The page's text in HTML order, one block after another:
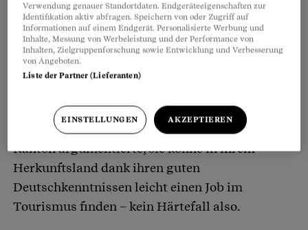
Bea Schwager von der Anlaufstelle für Sans-
Papiers in Zürich berichtet dem Beobachter etwa
doch es wurde abgelehnt, weil die
Gesuchstellerin so gut integriert war. Der
Kanton argumentierte, sie könne in ihrem
Herkunftsland dank ihren guten
Deutschkenntnissen leicht einen Job im
Tourismus finden – kein Härtefall also.
Verwendung genauer Standortdaten. Endgeräteeigenschaften zur
Identifikation aktiv abfragen. Speichern von oder Zugriff auf
Informationen auf einem Endgerät. Personalisierte Werbung und
Inhalte, Messung von Werbeleistung und der Performance von
Inhalten, Zielgruppenforschung sowie Entwicklung und Verbesserung
von Angeboten.
Liste der Partner (Lieferanten)
EINSTELLUNGEN AKZEPTIEREN